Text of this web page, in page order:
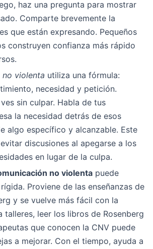
haz una pregunta para mostrar
Comparte brevemente la
que están expresando. Pequeños
construyen confianza más rápido
violenta utiliza una fórmula:
necesidad y petición.
sin culpar. Habla de tus
la necesidad detrás de esos
algo específico y alcanzable. Este
discusiones al apegarse a los
en lugar de la culpa.
no violenta puede
Proviene de las enseñanzas de
y se vuelve más fácil con la
talleres, leer los libros de Rosenberg
que conocen la CNV puede
a mejorar. Con el tiempo, ayuda a